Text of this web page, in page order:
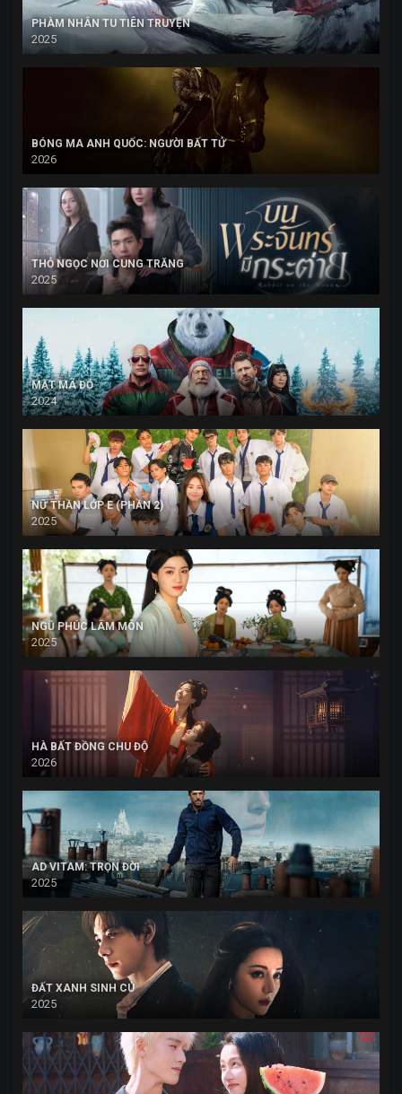
PHÀM NHÂN TU TIÊN TRUYỆN
2025
BÓNG MA ANH QUỐC: NGƯỜI BẤT TỬ
2026
THỎ NGỌC NƠI CUNG TRĂNG
2025
MẬT MÃ ĐỎ
2024
NỮ THẦN LỚP E (PHẦN 2)
2025
NGŨ PHÚC LÂM MÔN
2025
HÀ BẤT ĐỒNG CHU ĐỘ
2026
AD VITAM: TRỌN ĐỜI
2025
ĐẤT XANH SINH CÚ
2025